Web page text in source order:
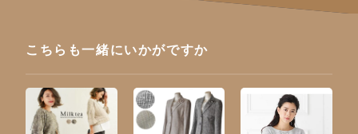
こちらも一緒にいかがですか